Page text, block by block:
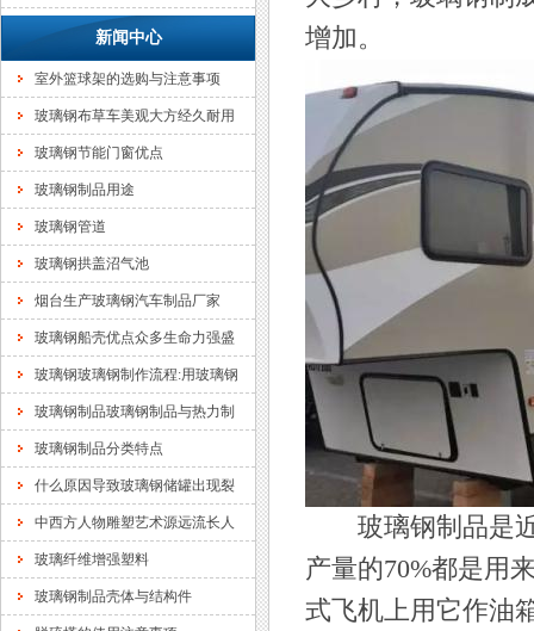
新闻中心
室外篮球架的选购与注意事项
玻璃钢布草车美观大方经久耐用
玻璃钢节能门窗优点
玻璃钢制品用途
玻璃钢管道
玻璃钢拱盖沼气池
烟台生产玻璃钢汽车制品厂家
玻璃钢船壳优点众多生命力强盛
玻璃钢玻璃钢制作流程:用玻璃钢
玻璃钢制品玻璃钢制品与热力制
玻璃钢制品分类特点
什么原因导致玻璃钢储罐出现裂
中西方人物雕塑艺术源远流长人
玻璃纤维增强塑料
玻璃钢制品壳体与结构件
增加。
玻璃钢制品是近
产量的70%都是用
式飞机上用它作油